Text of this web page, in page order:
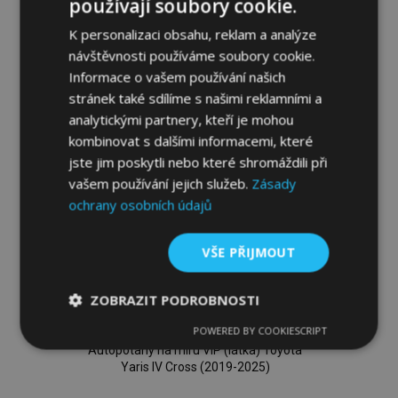
Přidat Do Košíku
Přidat
k
oblíbeným
Autopotahy na míru VIP (látka) Toyota
Yaris IV Cross (2019-2025)
používají soubory cookie.
K personalizaci obsahu, reklam a analýze
návštěvnosti používáme soubory cookie.
Informace o vašem používání našich
stránek také sdílíme s našimi reklamními a
analytickými partnery, kteří je mohou
kombinovat s dalšími informacemi, které
jste jim poskytli nebo které shromáždili při
vašem používání jejich služeb. Zásady
ochrany osobních údajů
VŠE PŘIJMOUT
ZOBRAZIT PODROBNOSTI
nutné
soubory
Výkonové
soubory
Soubory
cílení
POWERED BY COOKIESCRIPT